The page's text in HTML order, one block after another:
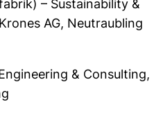
– Sustainability &
AG, Neutraubling
& Consulting,